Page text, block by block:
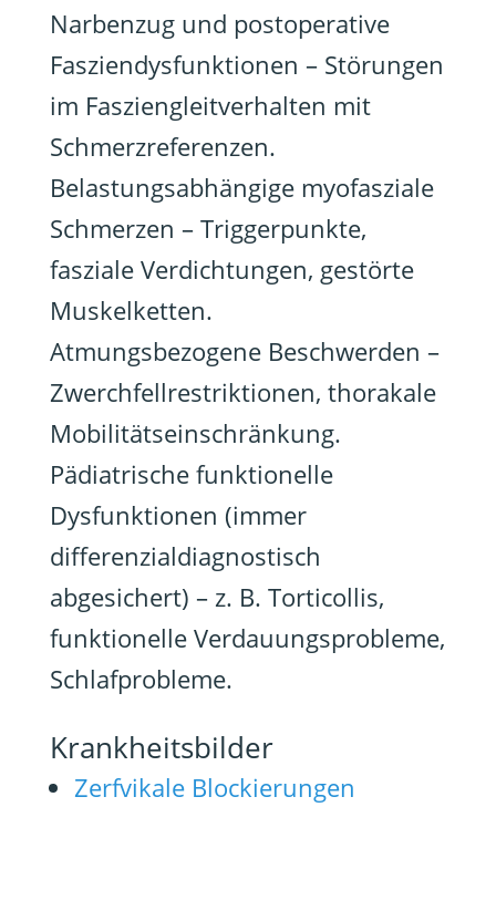
Narbenzug und postoperative
Fasziendysfunktionen – Störungen
im Fasziengleitverhalten mit
Schmerzreferenzen.
Belastungsabhängige myofasziale
Schmerzen – Triggerpunkte,
fasziale Verdichtungen, gestörte
Muskelketten.
Atmungsbezogene Beschwerden –
Zwerchfellrestriktionen, thorakale
Mobilitätseinschränkung.
Pädiatrische funktionelle
Dysfunktionen (immer
differenzialdiagnostisch
abgesichert) – z. B. Torticollis,
funktionelle Verdauungsprobleme,
Schlafprobleme.
Krankheitsbilder
Zerfvikale Blockierungen